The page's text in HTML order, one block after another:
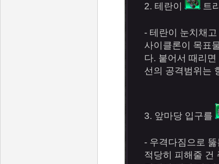
2. 테란이 트
- 테란이 눈치채
사이클론이 목표
다. 붙어서 때리
선의 공격범위는
3. 앞마당 입구를
- 우격다짐으로
적당히 피해줄 건